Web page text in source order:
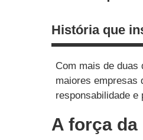
História que
Com mais de duas
maiores empresas
responsabilidade e
A força da